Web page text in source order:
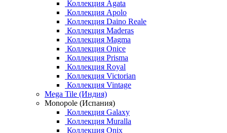
Коллекция Agata
Коллекция Apolo
Коллекция Daino Reale
Коллекция Maderas
Коллекция Magma
Коллекция Onice
Коллекция Prisma
Коллекция Royal
Коллекция Victorian
Коллекция Vintage
Mega Tile (Индия)
Monopole (Испания)
Коллекция Galaxy
Коллекция Muralla
Коллекция Onix